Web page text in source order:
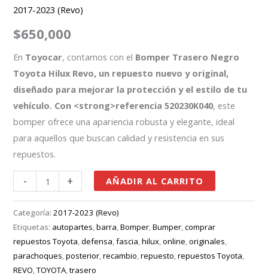
2017-2023 (Revo)
$650,000
En Toyocar, contamos con el Bomper Trasero Negro
Toyota Hilux Revo, un repuesto nuevo y original,
diseñado para mejorar la protección y el estilo de tu
vehículo. Con <strong>referencia 520230K040, este
bomper ofrece una apariencia robusta y elegante, ideal
para aquellos que buscan calidad y resistencia en sus
repuestos.
- + AÑADIR AL CARRITO
Categoría:2017-2023 (Revo)
Etiquetas: autopartes ,barra ,Bomper ,Bumper ,comprar
repuestos Toyota ,defensa ,fascia ,hilux ,online ,originales
parachoques ,posterior ,recambio ,repuesto ,repuestos Toyota
REVO ,TOYOTA ,trasero